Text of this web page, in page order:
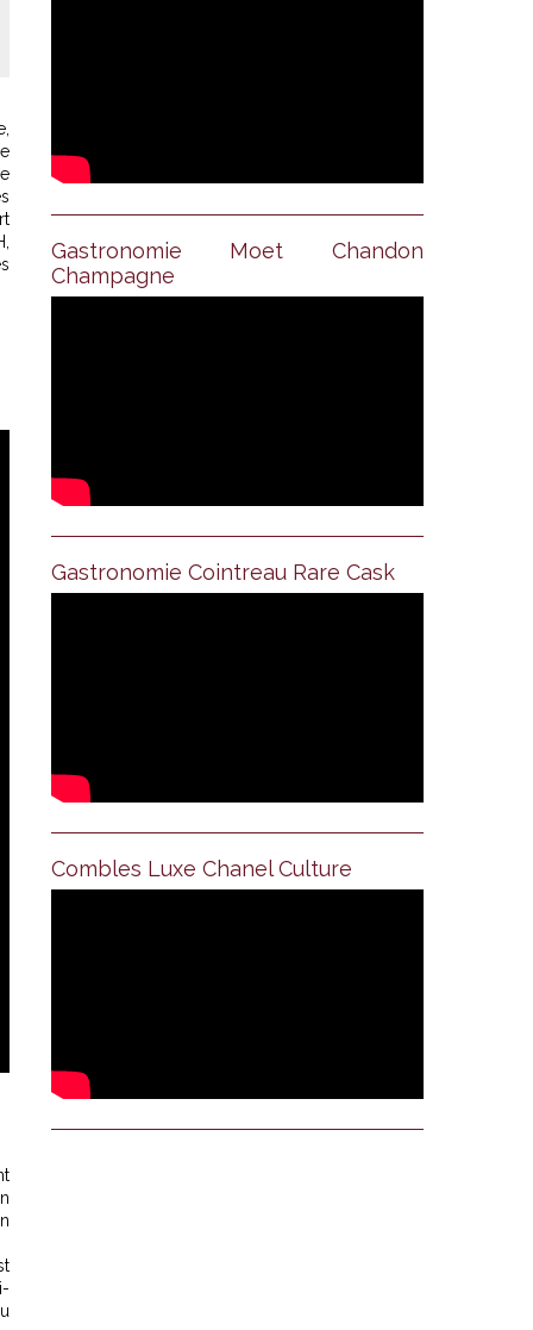
Gastronomie Moet Chandon
Champagne
Gastronomie Cointreau Rare Cask
Combles Luxe Chanel Culture